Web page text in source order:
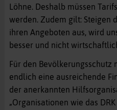
Löhne. Deshalb müssen
werden. Zudem gilt: Steigen
ihren Angeboten aus, wird
besser und nicht
Für den Bevölkerungsschutz
endlich eine ausreichende
der anerkannten
„Organisationen wie das